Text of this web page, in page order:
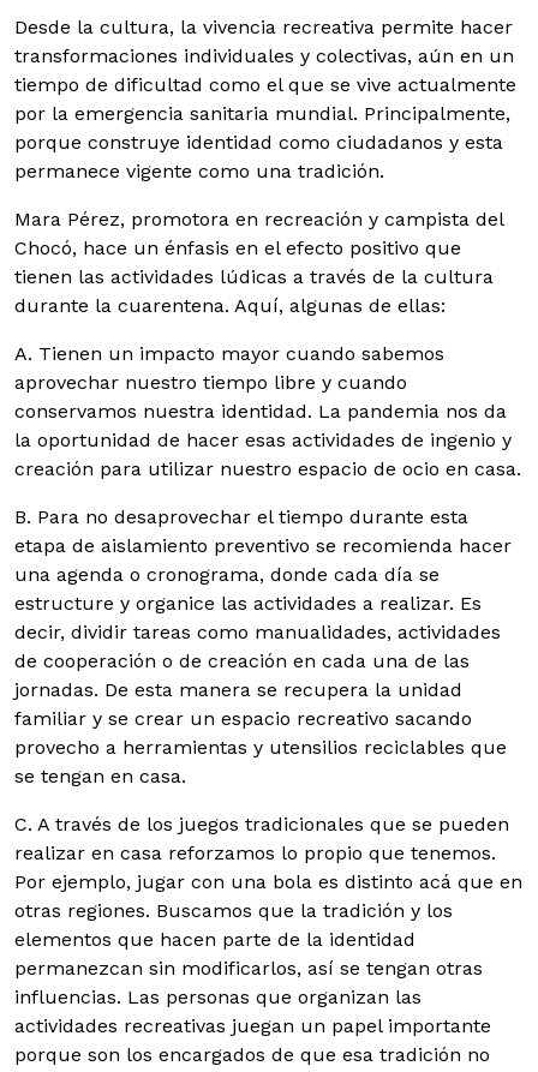
Desde la cultura, la vivencia recreativa permite hacer
transformaciones individuales y colectivas, aún en un
tiempo de dificultad como el que se vive actualmente
por la emergencia sanitaria mundial. Principalmente,
porque construye identidad como ciudadanos y esta
permanece vigente como una tradición.
Mara Pérez, promotora en recreación y campista del
Chocó, hace un énfasis en el efecto positivo que
tienen las actividades lúdicas a través de la cultura
durante la cuarentena. Aquí, algunas de ellas:
A. Tienen un impacto mayor cuando sabemos
aprovechar nuestro tiempo libre y cuando
conservamos nuestra identidad. La pandemia nos da
la oportunidad de hacer esas actividades de ingenio y
creación para utilizar nuestro espacio de ocio en casa.
B. Para no desaprovechar el tiempo durante esta
etapa de aislamiento preventivo se recomienda hacer
una agenda o cronograma, donde cada día se
estructure y organice las actividades a realizar. Es
decir, dividir tareas como manualidades, actividades
de cooperación o de creación en cada una de las
jornadas. De esta manera se recupera la unidad
familiar y se crear un espacio recreativo sacando
provecho a herramientas y utensilios reciclables que
se tengan en casa.
C. A través de los juegos tradicionales que se pueden
realizar en casa reforzamos lo propio que tenemos.
Por ejemplo, jugar con una bola es distinto acá que en
otras regiones. Buscamos que la tradición y los
elementos que hacen parte de la identidad
permanezcan sin modificarlos, así se tengan otras
influencias. Las personas que organizan las
actividades recreativas juegan un papel importante
porque son los encargados de que esa tradición no